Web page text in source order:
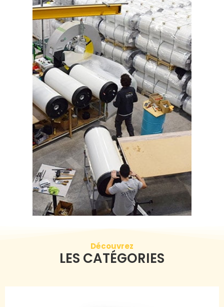
Découvrez
LES CATÉGORIES